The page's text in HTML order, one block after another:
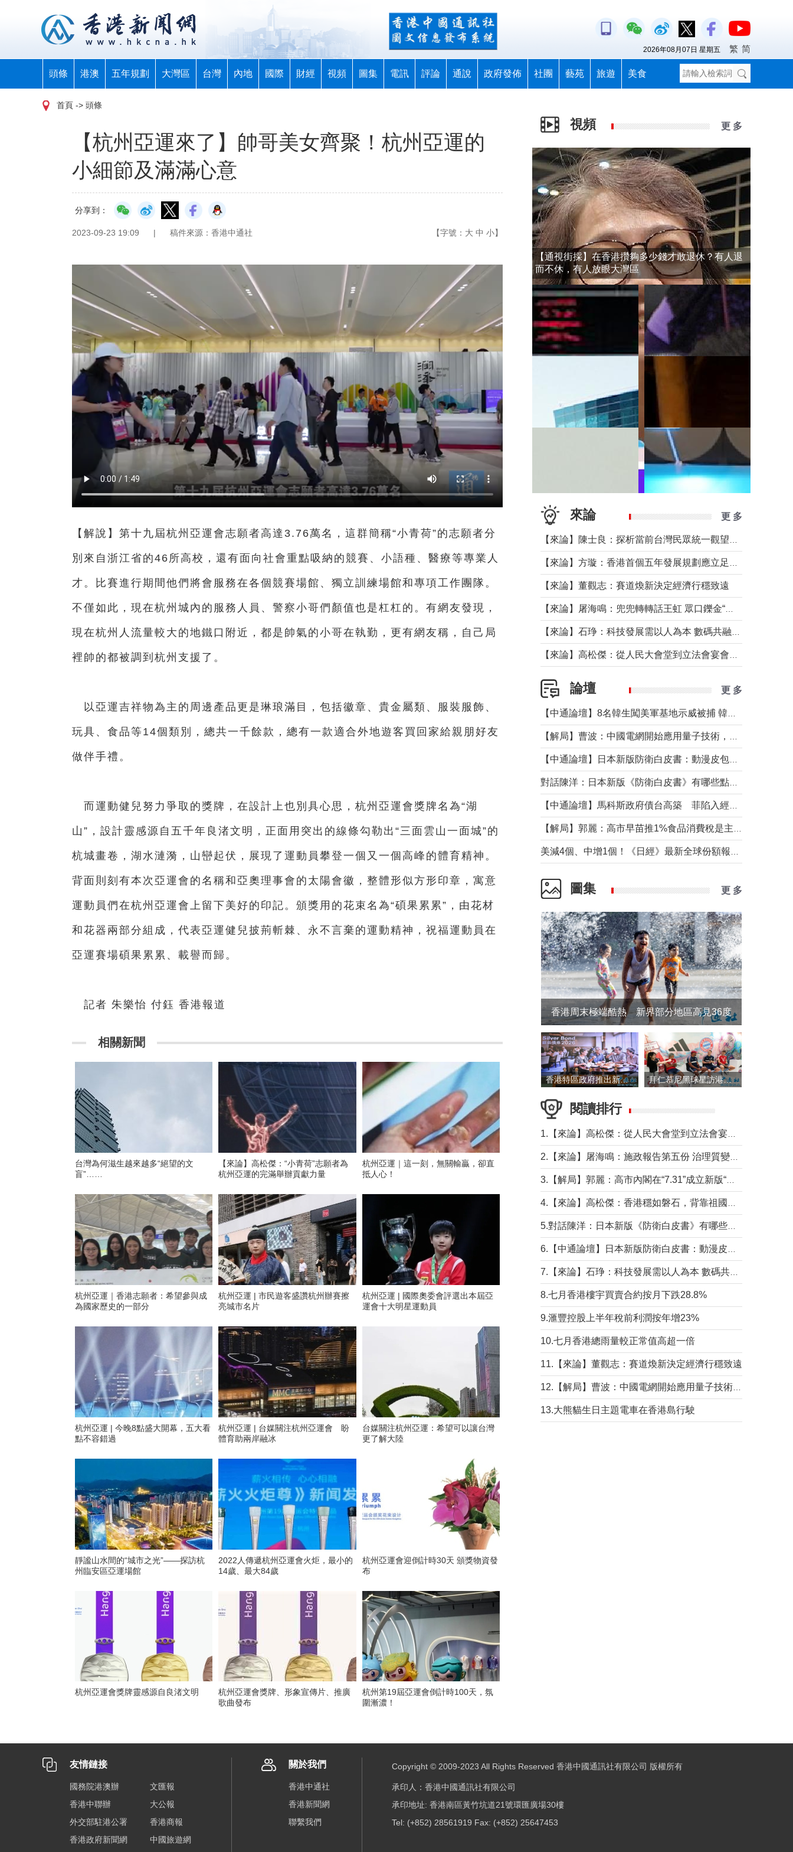
頭條 港澳 五年規劃 大灣區 台灣 內地 國際 財經 視頻 圖集 電訊 評論 通說 政府發佈 社團 藝苑 旅遊 美食
2026年08月07日 星期五 繁 简
首頁 -> 頭條
【杭州亞運來了】帥哥美女齊聚！杭州亞運的
小細節及滿滿心意
分享到：
2023-09-23 19:09 | 稿件來源：香港中通社 【字號： 大 中 小】
【解說】第十九屆杭州亞運會志願者高達3.76萬名，這群簡稱“小青荷”的志願者分
別來自浙江省的46所高校，還有面向社會重點吸納的競賽、小語種、醫療等專業人
才。比賽進行期間他們將會服務在各個競賽場館、獨立訓練場館和專項工作團隊。
不僅如此，現在杭州城內的服務人員、警察小哥們顏值也是杠杠的。有網友發現，
現在杭州人流量較大的地鐵口附近，都是帥氣的小哥在執勤，更有網友稱，自己局
裡帥的都被調到杭州支援了。
以亞運吉祥物為主的周邊產品更是琳琅滿目，包括徽章、貴金屬類、服裝服飾、
玩具、食品等14個類別，總共一千餘款，總有一款適合外地遊客買回家給親朋好友
做伴手禮。
而運動健兒努力爭取的獎牌，在設計上也別具心思，杭州亞運會獎牌名為“湖
山”，設計靈感源自五千年良渚文明，正面用突出的線條勾勒出“三面雲山一面城”的
杭城畫卷，湖水漣漪，山巒起伏，展現了運動員攀登一個又一個高峰的體育精神。
背面則刻有本次亞運會的名稱和亞奧理事會的太陽會徽，整體形似方形印章，寓意
運動員們在杭州亞運會上留下美好的印記。頒獎用的花束名為“碩果累累”，由花材
和花器兩部分組成，代表亞運健兒披荊斬棘、永不言棄的運動精神，祝福運動員在
亞運賽場碩果累累、載譽而歸。
記者 朱樂怡 付鈺 香港報道
相關新聞
台灣為何滋生越來越多“絕望的文
盲”……
【來論】高松傑：​“小青荷”志願者為
杭州亞運的完滿舉辦貢獻力量
杭州亞運｜這一刻，無關輸贏，卻直
抵人心！
杭州亞運｜香港志願者：希望參與成
為國家歷史的一部分
杭州亞運 | 市民遊客盛讚杭州辦賽擦
亮城市名片
杭州亞運 | 國際奧委會評選出本屆亞
運會十大明星運動員
杭州亞運 | 今晚8點盛大開幕，五大看
點不容錯過
杭州亞運 | 台媒關注杭州亞運會 盼
體育助兩岸融冰
台媒關注杭州亞運：希望可以讓台灣
更了解大陸
靜謐山水間的“城市之光”——探訪杭
州臨安區亞運場館
2022人傳遞杭州亞運會火炬，最小的
14歲、最大84歲
杭州亞運會迎倒計時30天 頒獎物資發
布
杭州亞運會獎牌靈感源自良渚文明
杭州亞運會獎牌、形象宣傳片、推廣
歌曲發布
杭州第19屆亞運會倒計時100天，氛
圍漸濃！
視頻 更 多
【通視街採】在香港攢夠多少錢才敢退休？有人退
而不休，有人放眼大灣區
來論 更 多
【來論】董觀志：賽道煥新決定經濟行穩致遠
論壇 更 多
圖集 更 多
香港周末極端酷熱 新界部分地區高見36度
香港特區政府推出新一批銀色債券 每手1萬元保底息4.25厘 拜仁慕尼黑球星訪港 與球迷近距離互動
閱讀排行
8.七月香港樓宇買賣合約按月下跌28.8%
9.滙豐控股上半年稅前利潤按年增23%
10.七月香港總雨量較正常值高超一倍
11.【來論】董觀志：賽道煥新決定經濟行穩致遠
13.大熊貓生日主題電車在香港島行駛
友情鏈接
國務院港澳辦
文匯報
香港中聯辦
大公報
外交部駐港公署
香港商報
香港政府新聞網
中國旅遊網
關於我們
香港中通社
香港新聞網
聯繫我們
Copyright © 2009-2023 All Rights Reserved 香港中國通訊社有限公司 版權所有
承印人：香港中國通訊社有限公司
承印地址: 香港南區黃竹坑道21號環匯廣場30樓
Tel: (+852) 28561919 Fax: (+852) 25647453